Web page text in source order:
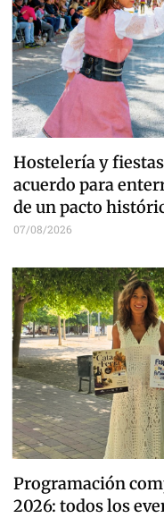
Hostelería y
acuerdo para
de un pacto
07/08/2026
Programación
2026: todos los